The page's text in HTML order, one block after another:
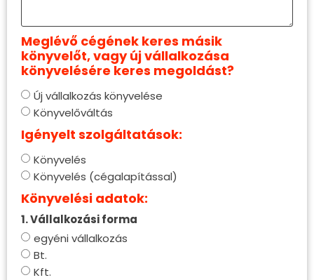
Meglévő cégének keres másik
könyvelőt, vagy új vállalkozása
könyvelésére keres megoldást?
Új vállalkozás könyvelése
Könyvelőváltás
Igényelt szolgáltatások:
Könyvelés
Könyvelés (cégalapítással)
Könyvelési adatok:
1. Vállalkozási forma
egyéni vállalkozás
Bt.
Kft.